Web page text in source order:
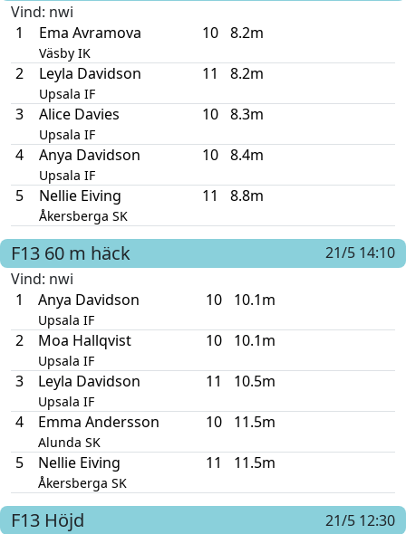
Vind: nwi
1
Ema Avramova
Väsby IK
10 8.2m
2 Leyla Davidson
Upsala IF
11 8.2m
3 Alice Davies
Upsala IF
10 8.3m
4 Anya Davidson
Upsala IF
10 8.4m
5 Nellie Eiving
Åkersberga SK
11 8.8m
F13 60 m häck
21/5 14:10
Vind: nwi
1
Anya Davidson
Upsala IF
10 10.1m
2 Moa Hallqvist
Upsala IF
10 10.1m
3 Leyla Davidson
Upsala IF
11 10.5m
4 Emma Andersson
Alunda SK
10 11.5m
5 Nellie Eiving
Åkersberga SK
11 11.5m
F13 Höjd
21/5 12:30